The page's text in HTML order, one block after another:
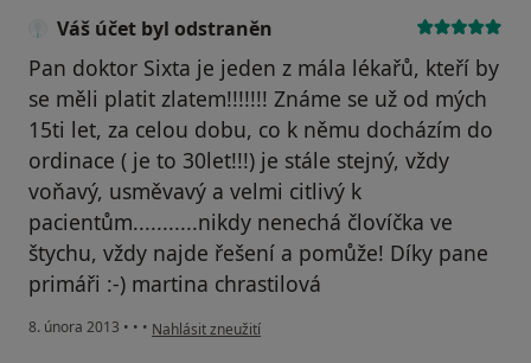
Váš účet byl odstraněn
Pan doktor Sixta je jeden z mála lékařů, kteří by
se měli platit zlatem!!!!!!! Známe se už od mých
15ti let, za celou dobu, co k němu docházím do
ordinace ( je to 30let!!!) je stále stejný, vždy
voňavý, usměvavý a velmi citlivý k
pacientům...........nikdy nenechá človíčka ve
štychu, vždy najde řešení a pomůže! Díky pane
primáři :-) martina chrastilová
8. února 2013 • • • podle názoru uživatele Váš účet byl odstraněn
Nahlásit zneužití